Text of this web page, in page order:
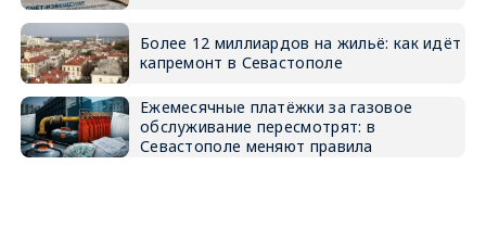
Более 12 миллиардов на жильё: как идёт
капремонт в Севастополе
Ежемесячные платёжки за газовое
обслуживание пересмотрят: в
Севастополе меняют правила